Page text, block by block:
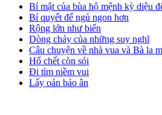
Bí mật của bùa hộ mệnh kỳ diệu
Bí quyết để ngủ ngon hơn
Rộng lớn như biển
Dòng chảy của những suy nghĩ
Câu chuyện về nhà vua và Bà la
Hổ chết còn sói
Đi tìm niềm vui
Lấy oán báo ân